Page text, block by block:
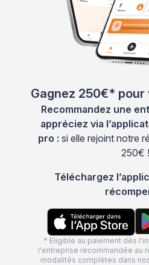
Gagnez 250€* pour
Recommandez une
appréciez via
pro : si elle rejoint notre
250€ !
Téléchargez
* Eligible au paiement dès
l'entreprise recommandée au
modalités complètes dans